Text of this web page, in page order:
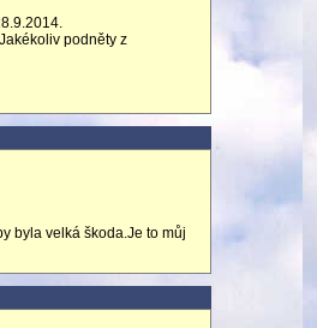
podněty z
byla velká škoda.Je to můj